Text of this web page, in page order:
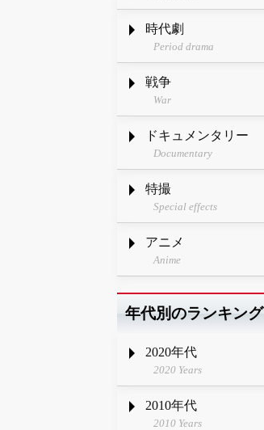
時代劇
Period drama
戦争
War
ドキュメンタリー
Documentary
特撮
Special effects
アニメ
Anime
年代別のランキング
2020年代
2020 Years
2010年代
2010 Years